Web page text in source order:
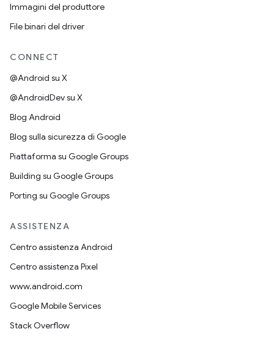
Immagini del produttore
File binari del driver
CONNECT
@Android su X
@AndroidDev su X
Blog Android
Blog sulla sicurezza di Google
Piattaforma su Google Groups
Building su Google Groups
Porting su Google Groups
ASSISTENZA
Centro assistenza Android
Centro assistenza Pixel
www.android.com
Google Mobile Services
Stack Overflow